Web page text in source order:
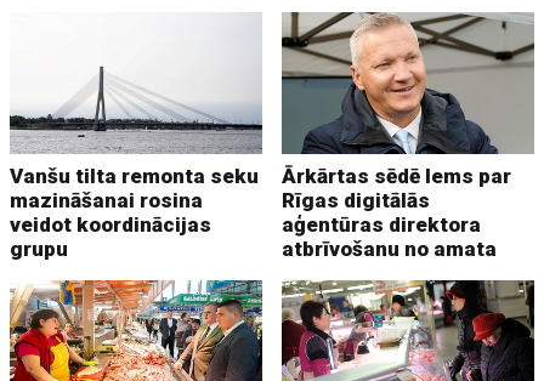
Vanšu tilta remonta seku
mazināšanai rosina
veidot koordinācijas
grupu
Ārkārtas sēdē lems par
Rīgas digitālās
aģentūras direktora
atbrīvošanu no amata